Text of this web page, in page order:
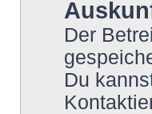
Der
Du